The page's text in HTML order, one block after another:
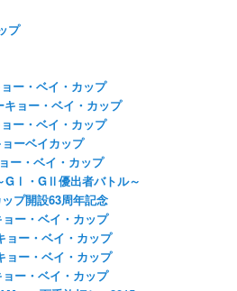
プ
ー・ベイ・カップ
キョー・ベイ・カップ
ー・ベイ・カップ
ーベイカップ
ー・ベイ・カップ
GⅠ・GⅡ優出者バトル～
プ開設63周年記念
ー・ベイ・カップ
ー・ベイ・カップ
ー・ベイ・カップ
ー・ベイ・カップ